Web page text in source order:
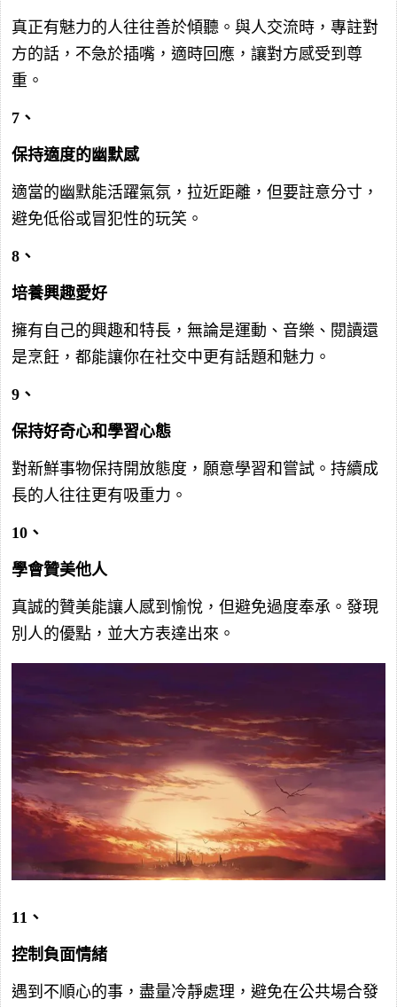
真正有魅力的人往往善於傾聽。與人交流時，專註對
方的話，不急於插嘴，適時回應，讓對方感受到尊
重。
7、
保持適度的幽默感
適當的幽默能活躍氣氛，拉近距離，但要註意分寸，
避免低俗或冒犯性的玩笑。
8、
培養興趣愛好
擁有自己的興趣和特長，無論是運動、音樂、閱讀還
是烹飪，都能讓你在社交中更有話題和魅力。
9、
保持好奇心和學習心態
對新鮮事物保持開放態度，願意學習和嘗試。持續成
長的人往往更有吸重力。
10、
學會贊美他人
真誠的贊美能讓人感到愉悅，但避免過度奉承。發現
別人的優點，並大方表達出來。
11、
控制負面情緒
遇到不順心的事，盡量冷靜處理，避免在公共場合發